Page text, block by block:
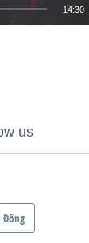
14:30
us
Đông